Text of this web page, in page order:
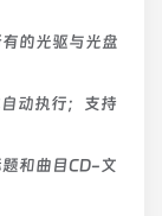
的光驱与光盘
动执行；支持
和曲目CD-文